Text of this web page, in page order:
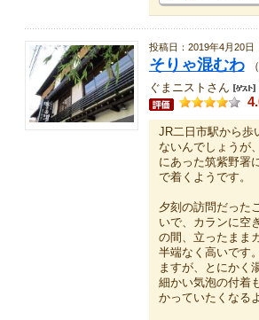
投稿日：2019年4月20日
そりゃ混むわ（
ぐまニストさん
JR二日市駅から歩
ないんでしょうが
にあった筑紫野署
で着くようです。
夕刻の訪問だった
いで、カランに空
の間、立ったまま
半端なく高いです
ますが、とにかく
細かい気泡の付着
かっていたくなる